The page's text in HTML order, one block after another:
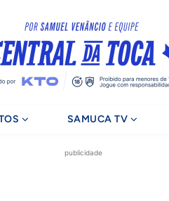
SAMUCA TV
publicidade